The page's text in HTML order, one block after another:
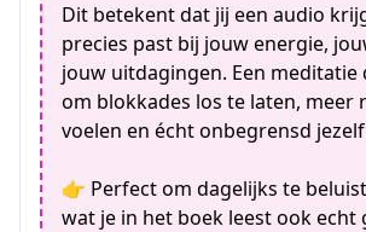
Dit betekent dat jij een audio
precies past bij jouw energie,
jouw uitdagingen. Een meditatie
om blokkades los te laten, meer
voelen en écht onbegrensd
👉 Perfect om dagelijks te
wat je in het boek leest ook echt